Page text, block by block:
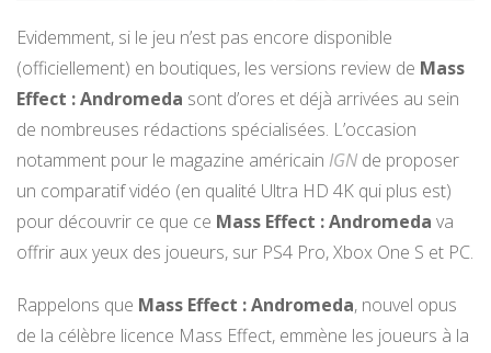
Evidemment, si le jeu n’est pas encore disponible
(officiellement) en boutiques, les versions review de Mass
Effect : Andromeda sont d’ores et déjà arrivées au sein
de nombreuses rédactions spécialisées. L’occasion
notamment pour le magazine américain IGN de proposer
un comparatif vidéo (en qualité Ultra HD 4K qui plus est)
pour découvrir ce que ce Mass Effect : Andromeda va
offrir aux yeux des joueurs, sur PS4 Pro, Xbox One S et PC.
Rappelons que Mass Effect : Andromeda, nouvel opus
de la célèbre licence Mass Effect, emmène les joueurs à la